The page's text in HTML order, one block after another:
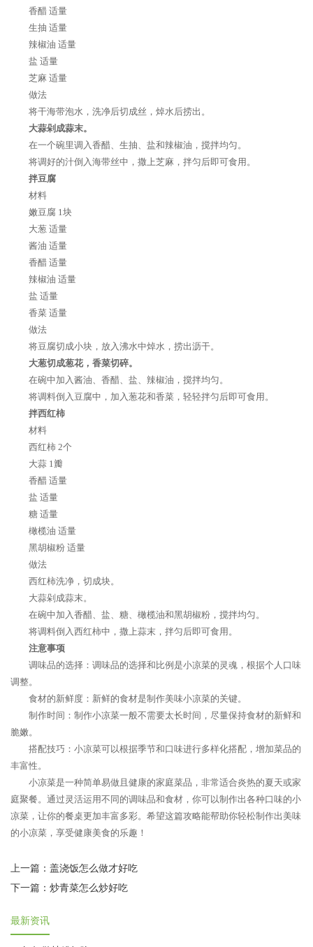
香醋 适量
生抽 适量
辣椒油 适量
盐 适量
芝麻 适量
做法
将干海带泡水，洗净后切成丝，焯水后捞出。
大蒜剁成蒜末。
在一个碗里调入香醋、生抽、盐和辣椒油，搅拌均匀。
将调好的汁倒入海带丝中，撒上芝麻，拌匀后即可食用。
拌豆腐
材料
嫩豆腐 1块
大葱 适量
酱油 适量
香醋 适量
辣椒油 适量
盐 适量
香菜 适量
做法
将豆腐切成小块，放入沸水中焯水，捞出沥干。
大葱切成葱花，香菜切碎。
在碗中加入酱油、香醋、盐、辣椒油，搅拌均匀。
将调料倒入豆腐中，加入葱花和香菜，轻轻拌匀后即可食用。
拌西红柿
材料
西红柿 2个
大蒜 1瓣
香醋 适量
盐 适量
糖 适量
橄榄油 适量
黑胡椒粉 适量
做法
西红柿洗净，切成块。
大蒜剁成蒜末。
在碗中加入香醋、盐、糖、橄榄油和黑胡椒粉，搅拌均匀。
将调料倒入西红柿中，撒上蒜末，拌匀后即可食用。
注意事项
调味品的选择：调味品的选择和比例是小凉菜的灵魂，根据个人口味
调整。
食材的新鲜度：新鲜的食材是制作美味小凉菜的关键。
制作时间：制作小凉菜一般不需要太长时间，尽量保持食材的新鲜和
脆嫩。
搭配技巧：小凉菜可以根据季节和口味进行多样化搭配，增加菜品的
丰富性。
小凉菜是一种简单易做且健康的家庭菜品，非常适合炎热的夏天或家
庭聚餐。通过灵活运用不同的调味品和食材，你可以制作出各种口味的小
凉菜，让你的餐桌更加丰富多彩。希望这篇攻略能帮助你轻松制作出美味
的小凉菜，享受健康美食的乐趣！
上一篇： 盖浇饭怎么做才好吃
下一篇： 炒青菜怎么炒好吃
最新资讯